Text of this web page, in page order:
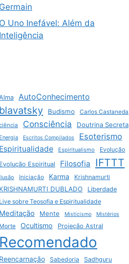
Germain
O Uno Inefável: Além da
Inteligência
AutoConhecimento
blavatsky Budismo
Carlos Castaneda
Consciência Doutrina Secreta
Energia Escritos Compilados Esoterismo
Espiritualidade Espiritualismo
Evolução
Evolução Espiritual
Filosofia IFTTT
Iniciação Karma Krishnamurti
KRISHNAMURTI DUBLADO
Liberdade
Live sobre Teosofia e Espiritualidade
Meditação Mente Misticismo Mistérios
Morte Ocultismo Projeção Astral
Recomendado
Reencarnação Sabedoria Sadhguru